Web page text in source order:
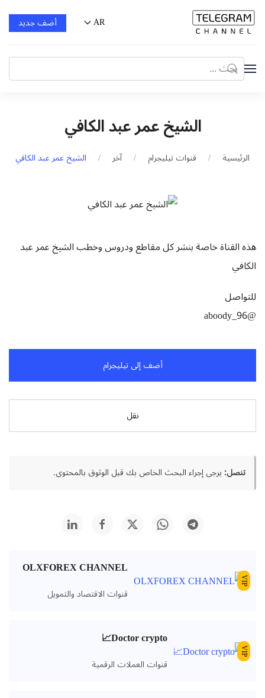
AR أضف جديد
الشيخ عمر عبد الكافي
الرئيسية قنوات تيليجرام آخر الشيخ عمر عبد الكافي
هذه القناة خاصة بنشر كل مقاطع ودروس وخطب الشيخ عمر عبد
الكافي
للتواصل
@aboody_96
أضف إلى تيليجرام
نقل
تنصل:يرجى إجراء البحث الخاص بك قبل الوثوق بالمحتوى.
VIP
OLXFOREX CHANNEL
قنوات الاقتصاد والتمويل
VIP
Doctor crypto📈
قنوات العملات الرقمية